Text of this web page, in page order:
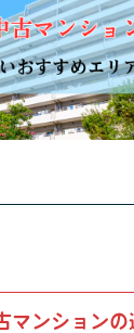
マンションの